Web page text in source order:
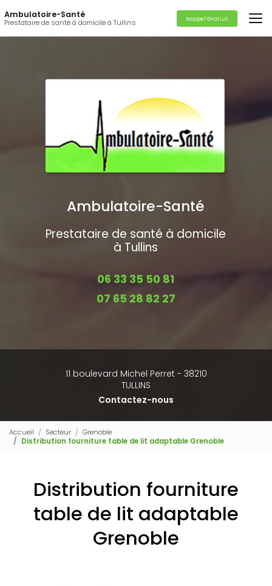
au
contenu
principal
Ambulatoire-Santé
Prestataire de santé à domicile à Tullins Rappel Gratuit
Ambulatoire-Santé
Prestataire de santé à domicile
à Tullins
06 33 35 50 81
07 65 28 82 27
11 boulevard Michel Perret - 38210
TULLINS
Contactez-nous
Accueil Secteur
Grenoble
Distribution fourniture table de lit adaptable Grenoble
Distribution fourniture
table de lit adaptable
Grenoble